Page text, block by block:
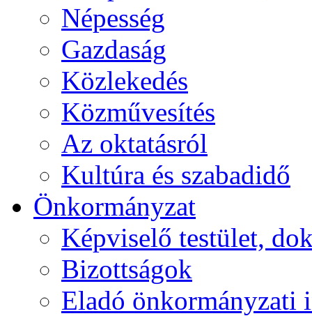
Népesség
Gazdaság
Közlekedés
Közművesítés
Az oktatásról
Kultúra és szabadidő
Önkormányzat
Képviselő testület,
Bizottságok
Eladó önkormányzati